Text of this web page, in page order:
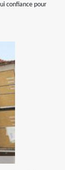
confiance pour